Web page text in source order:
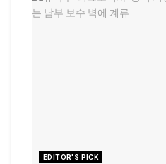
EDITOR'S PICK